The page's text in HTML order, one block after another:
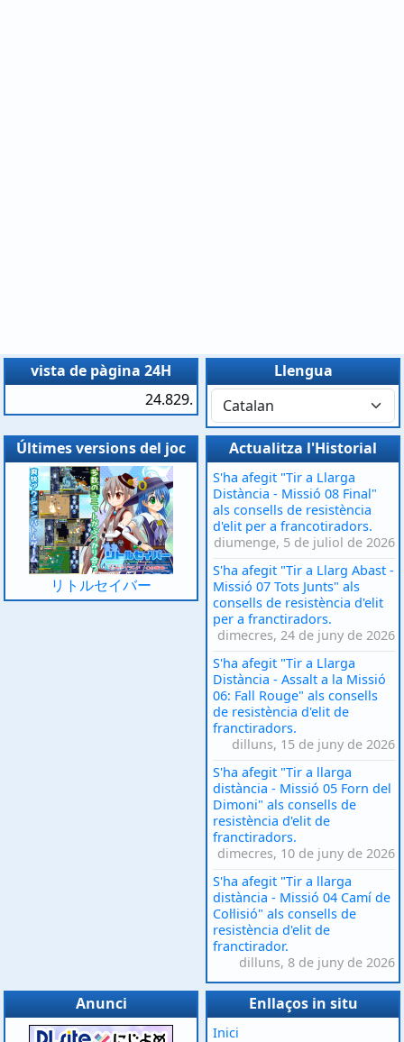
vista de pàgina 24H
24.829.
Llengua
Últimes versions del joc
リトルセイバー
Actualitza l'Historial
S'ha afegit "Tir a Llarga
Distància - Missió 08 Final"
als consells de resistència
d'elit per a francotiradors.
diumenge, 5 de juliol de 2026
S'ha afegit "Tir a Llarg Abast -
Missió 07 Tots Junts" als
consells de resistència d'elit
per a franctiradors.
dimecres, 24 de juny de 2026
S'ha afegit "Tir a Llarga
Distància - Assalt a la Missió
06: Fall Rouge" als consells
de resistència d'elit de
franctiradors.
dilluns, 15 de juny de 2026
S'ha afegit "Tir a llarga
distància - Missió 05 Forn del
Dimoni" als consells de
resistència d'elit de
franctiradors.
dimecres, 10 de juny de 2026
S'ha afegit "Tir a llarga
distància - Missió 04 Camí de
Col·lisió" als consells de
resistència d'elit de
franctirador.
dilluns, 8 de juny de 2026
Anunci Enllaços in situ
Inici